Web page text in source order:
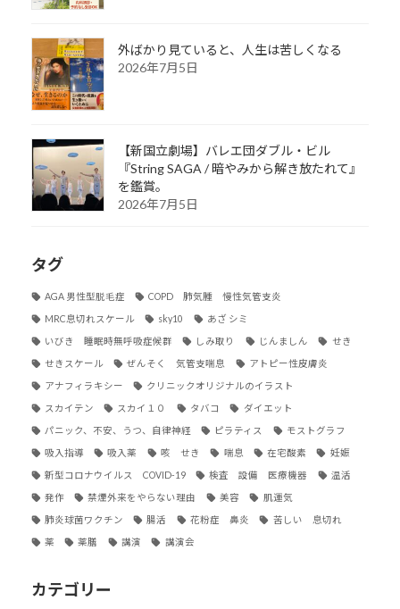
外ばかり見ていると、人生は苦しくなる
2026年7月5日
【新国立劇場】バレエ団ダブル・ビル
『String SAGA / 暗やみから解き放たれて』
を鑑賞。
2026年7月5日
タグ
AGA 男性型脱毛症 COPD 肺気腫 慢性気管支炎
MRC息切れスケール sky10 あざ シミ
いびき 睡眠時無呼吸症候群 しみ取り じんましん せき
せきスケール ぜんそく 気管支喘息 アトピー性皮膚炎
アナフィラキシー クリニックオリジナルのイラスト
スカイテン スカイ１０ タバコ ダイエット
パニック、不安、うつ、自律神経 ピラティス モストグラフ
吸入指導 吸入薬 咳 せき 喘息 在宅酸素 妊娠
新型コロナウイルス COVID-19 検査 設備 医療機器 温活
発作 禁煙外来をやらない理由 美容 肌運気
肺炎球菌ワクチン 腸活 花粉症 鼻炎 苦しい 息切れ
薬 薬膳 講演 講演会
カテゴリー